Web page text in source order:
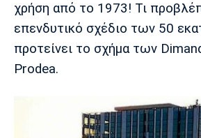
Διεθνή
Euro
Κύπελλο
EuroCup
Α2 Μπάσκετ
Γυμναστική
Κολύμβηση
Αυτοκίνητο
Formula 1
Tech
Gaming
Smartphones
Plus
Η Εφημερίδα
Απόλλων
Σμύρνης
Άρης
χρήση από το 1973! Τι
επενδυτικό σχέδιο των 50
προτείνει το σχήμα των
Prodea.